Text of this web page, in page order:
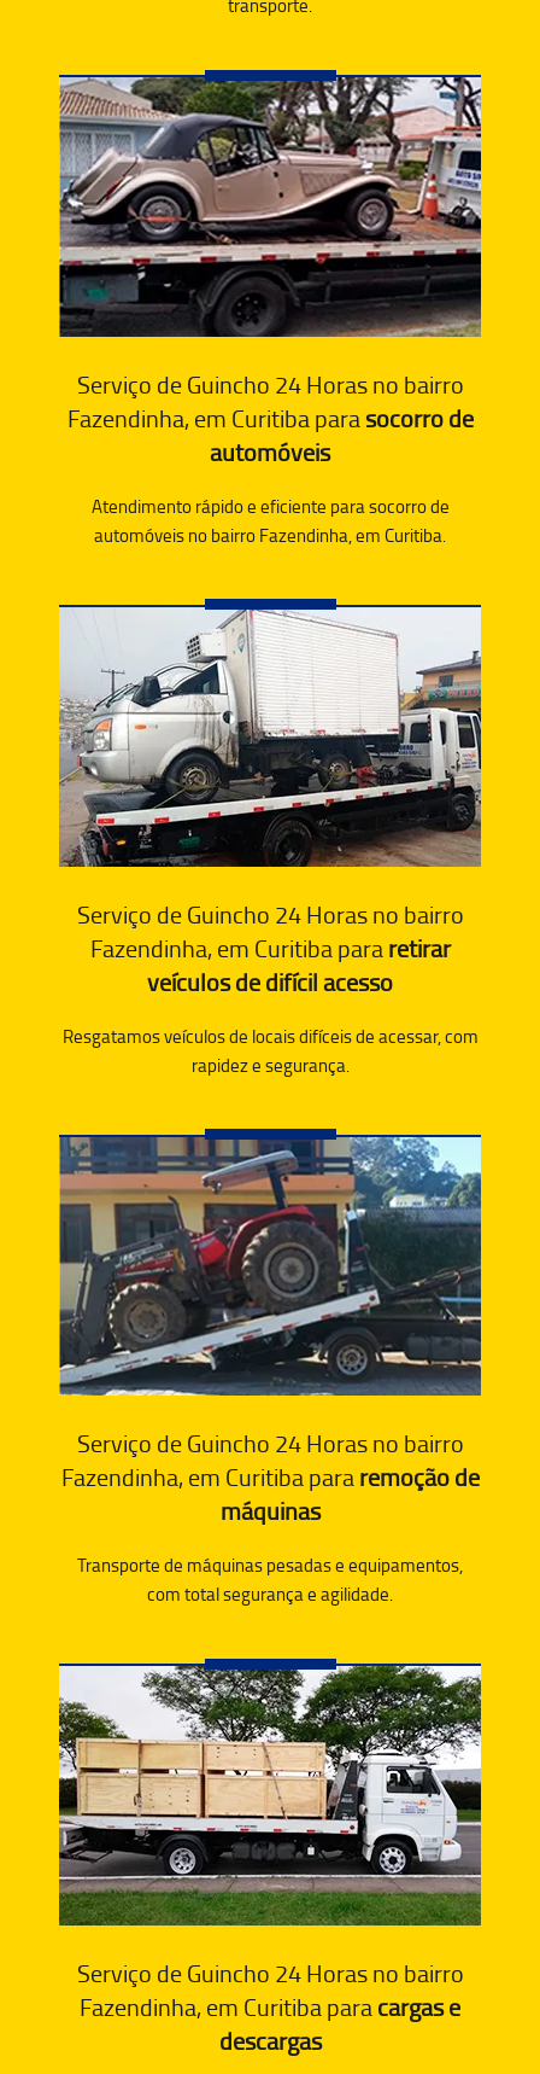
transporte.
Serviço de Guincho 24 Horas no bairro
Fazendinha, em Curitiba parasocorro de
automóveis
Atendimento rápido e eficiente para socorro de
automóveis no bairro Fazendinha, em Curitiba.
Serviço de Guincho 24 Horas no bairro
Fazendinha, em Curitiba pararetirar
veículos de difícil acesso
Resgatamos veículos de locais difíceis de acessar, com
rapidez e segurança.
Serviço de Guincho 24 Horas no bairro
Fazendinha, em Curitiba pararemoção de
máquinas
Transporte de máquinas pesadas e equipamentos,
com total segurança e agilidade.
Serviço de Guincho 24 Horas no bairro
Fazendinha, em Curitiba paracargas e
descargas